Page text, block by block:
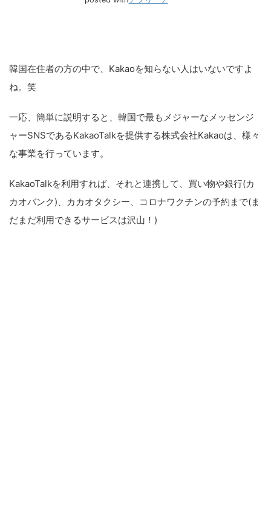
韓国在住者の方の中で、Kakaoを知らない人はいないですよ
ね。笑
一応、簡単に説明すると、韓国で最もメジャーなメッセンジ
ャーSNSであるKakaoTalkを提供する株式会社Kakaoは、様々
な事業を行っています。
KakaoTalkを利用すれば、それと連携して、買い物や銀行(カ
カオバンク)、カカオタクシー、コロナワクチンの予約まで(ま
だまだ利用できるサービスは沢山！)